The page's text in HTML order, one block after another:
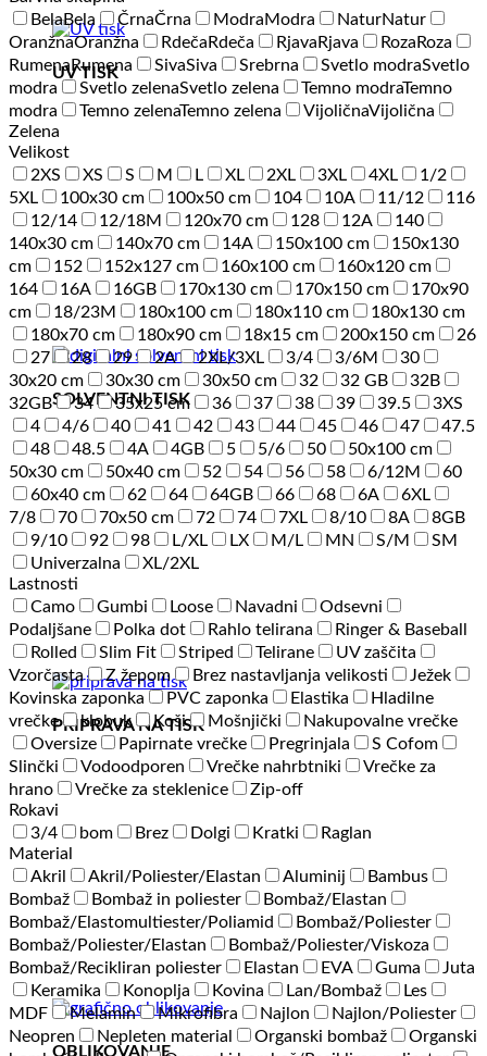
UV TISK
SOLVENTNI TISK
PRIPRAVA NA TISK
OBLIKOVANJE
BelaBela ČrnaČrna ModraModra NaturNatur
OranžnaOranžna Rdeča Rdeča Rjava Rjava Roza Roza
Rumena Rumena SivaSiva Srebrna Svetlo modraSvetlo
modra
Svetlo zelenaSvetlo zelena Temno modraTemno
modra
Temno zelenaTemno zelena VijoličnaVijolična
Zelena
Velikost
2XS
XS S M L XL 2XL 3XL 4XL
1/2
5XL
100x30 cm 100x50 cm 104 10A 11/12
116
12/14
12/18M 120x70 cm 128 12A
140
140x30 cm
140x70 cm 14A 150x100 cm
150x130
cm
152 152x127 cm 160x100 cm
160x120 cm
164
16A 16GB 170x130 cm 170x150 cm
170x90
cm
18/23M 180x100 cm 180x110 cm
180x130 cm
180x70 cm
180x90 cm 18x15 cm 200x150 cm
26
27
28 29 2A 2XL/3XL 3/4 3/6M
30
30x20 cm
30x30 cm 30x50 cm 32 32 GB
32B
32GB
34 35x25 cm 36 37 38 39 39.5
3XS
4
4/6 40 41 42 43 44 45 46 47
47.5
48
48.5 4A 4GB 5 5/6 50
50x100 cm
50x30 cm
50x40 cm 52 54 56 58 6/12M
60
60x40 cm
62 64 64GB 66 68 6A
6XL
7/8
70 70x50 cm 72 74 7XL 8/10 8A
8GB
9/10
92 98 L/XL LX M/L MN S/M
SM
Univerzalna
XL/2XL
Lastnosti
Camo
Gumbi Loose Navadni
Odsevni
Podaljšane
Polka dot Rahlo telirana
Ringer & Baseball
Rolled
Slim Fit Striped Telirane
UV zaščita
Vzorčasta
Z žepom Brez nastavljanja velikosti
Ježek
Kovinska zaponka
PVC zaponka Elastika
Hladilne
vrečke
klobuk Koši Mošnjički
Nakupovalne vrečke
Oversize
Papirnate vrečke Pregrinjala
S Cofom
Slinčki
Vodoodporen Vrečke nahrbtniki
Vrečke za
hrano
Vrečke za steklenice
Zip-off
Rokavi
3/4
bom Brez Dolgi Kratki
Raglan
Material
Akril
Akril/Poliester/Elastan Aluminij
Bambus
Bombaž
Bombaž in poliester
Bombaž/Elastan
Bombaž/Elastomultiester/Poliamid
Bombaž/Poliester
Bombaž/Poliester/Elastan
Bombaž/Poliester/Viskoza
Bombaž/Recikliran poliester
Elastan EVA Guma
Juta
Keramika
Konoplja Kovina Lan/Bombaž
Les
MDF
Melamin Mikrofibra Najlon
Najlon/Poliester
Neopren
Nepleten material Organski bombaž
Organski